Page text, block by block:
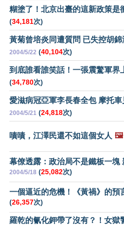
糊塗了！北京出臺的這新政策是
(34,181次)
黃菊曾培炎同遭質問 已失控胡
2004/5/22 (40,104次)
到底誰看誰笑話！一張震驚軍界
(34,780次)
愛滋病冠亞軍李長春全包 摩托
2004/5/21 (24,818次)
嘖嘖，江澤民還不如這個女人 🖼️
幕僚透露：政治局不是鐵板一塊
2004/5/18 (25,082次)
一個逼近的危機！《黃禍》的預
(26,357次)
羅乾的氰化鉀帶了沒有？！女獄